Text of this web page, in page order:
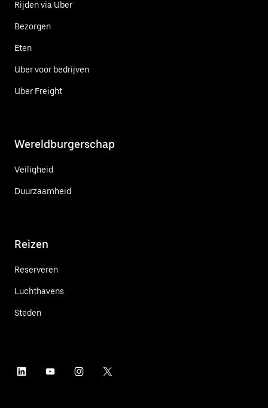
Rijden via Uber
Bezorgen
Eten
Uber voor bedrijven
Uber Freight
Wereldburgerschap
Veiligheid
Duurzaamheid
Reizen
Reserveren
Luchthavens
Steden